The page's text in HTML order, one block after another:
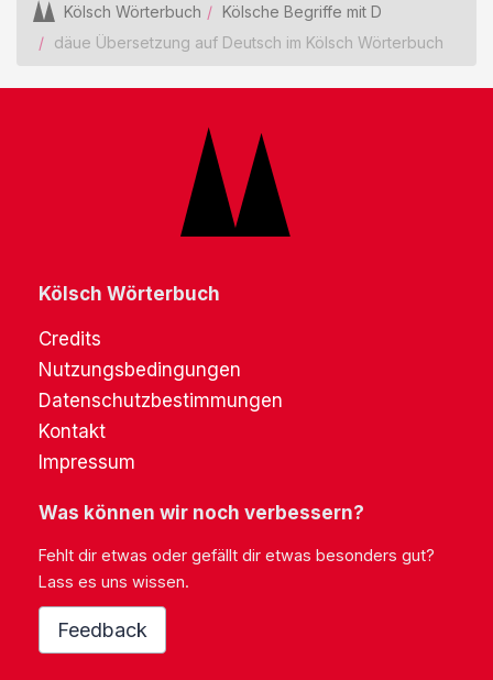
Kölsch Wörterbuch
Kölsche Begriffe mit D
däue Übersetzung auf Deutsch im Kölsch Wörterbuch
Kölsch Wörterbuch
Credits
Nutzungsbedingungen
Datenschutzbestimmungen
Kontakt
Impressum
Was können wir noch verbessern?
Fehlt dir etwas oder gefällt dir etwas besonders gut?
Lass es uns wissen.
Feedback